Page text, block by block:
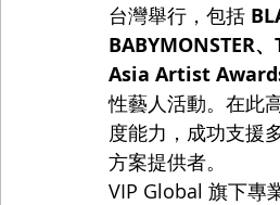
台灣舉行，包括
BABYMONSTER
Asia Artist
性藝人活動。在此
度能力，成功支援
方案提供者。
VIP Global 旗下專